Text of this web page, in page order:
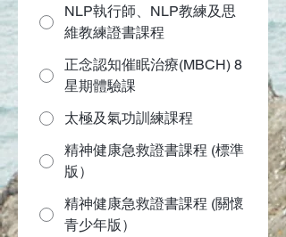
NLP執行師、NLP教練及思
維教練證書課程
正念認知催眠治療(MBCH) 8
星期體驗課
太極及氣功訓練課程
精神健康急救證書課程 (標準
版）
精神健康急救證書課程 (關懷
青少年版）